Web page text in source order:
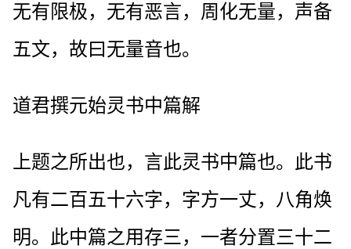
无有限极，无有恶言，周化无量，声备
五文，故曰无量音也。
道君撰元始灵书中篇解
上题之所出也，言此灵书中篇也。此书
凡有二百五十六字，字方一丈，八角焕
明。此中篇之用存三，一者分置三十二